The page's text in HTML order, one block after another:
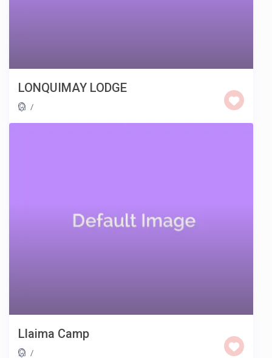
LONQUIMAY LODGE
/
Llaima Camp
/